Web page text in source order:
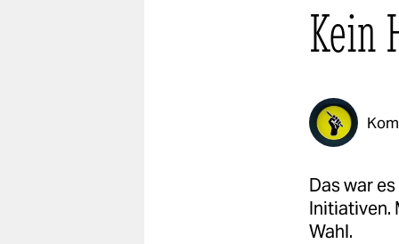
Kein
Das war
Initiativen.
Wahl.